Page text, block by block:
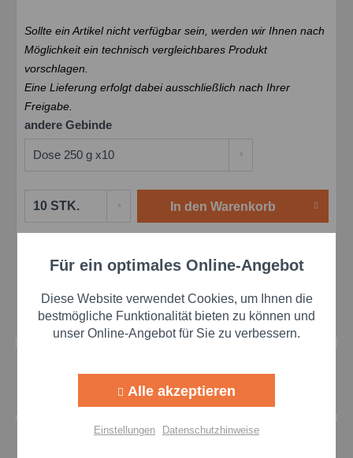
Sollte ein Artikel nicht verfügbar sein, werden wir Ihnen nach
Möglichkeit ein technisch vergleichbares Produkt
vorschlagen.
Eine Lieferung erfolgt dabei ausschließlich nach Ihrer
Freigabe.
andere Gebinde
In den Warenkorb
Preis anfragen
EAN:
4038127200962
Herstellernr.:
00250030
OKS 250 – Metallfreie Hochtemperaturpaste Die OKS 250
Weiße Allroundpaste ist eine...mehr
Bewertungen
0
Funktionale Aktiv
Marketing Aktiv
Personalisierung Aktiv
Für ein optimales Online-Angebot
Diese Website verwendet Cookies, um Ihnen die
bestmögliche Funktionalität bieten zu können und
unser Online-Angebot für Sie zu verbessern.
Alle akzeptieren
Einstellungen Datenschutzhinweise